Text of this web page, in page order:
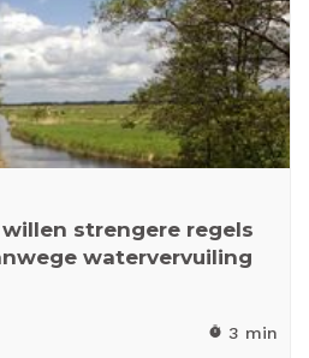
strengere regels
watervervuiling
timer 3 min